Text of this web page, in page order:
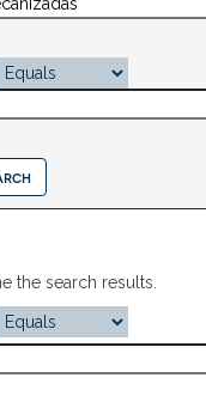
the search results.